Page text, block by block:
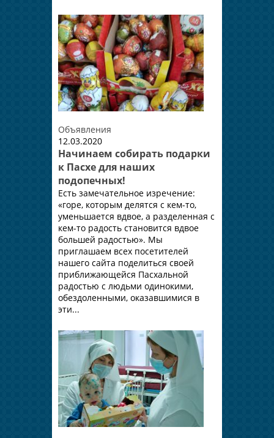
Объявления
12.03.2020
Начинаем собирать подарки
к Пасхе для наших
подопечных!
Есть замечательное изречение:
«горе, которым делятся с кем-то,
уменьшается вдвое, а разделенная с
кем-то радость становится вдвое
большей радостью». Мы
приглашаем всех посетителей
нашего сайта поделиться своей
приближающейся Пасхальной
радостью с людьми одинокими,
обездоленными, оказавшимися в
эти...